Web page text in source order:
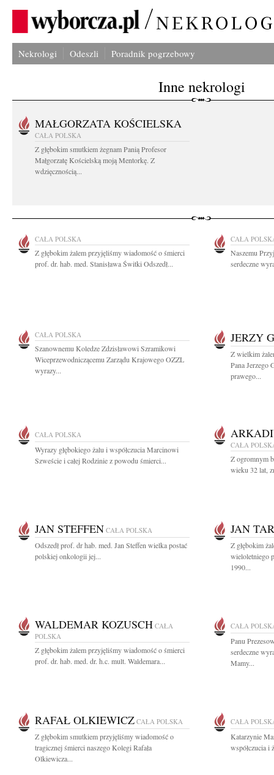
Nekrologi Odeszli Poradnik pogrzebowy
Inne nekrologi
MAŁGORZATA KOŚCIELSKA
CAŁA POLSKA
Z głębokim smutkiem żegnam Panią Profesor
Małgorzatę Kościelską moją Mentorkę. Z
wdzięcznością...
CAŁA POLSKA
Z głębokim żalem przyjęliśmy wiadomość o śmierci
prof. dr. hab. med. Stanisława Świtki Odszedł...
CAŁA
Naszemu
serdeczne
CAŁA POLSKA
Szanownemu Koledze Zdzisławowi Szramikowi
Wiceprzewodniczącemu Zarządu Krajowego OZZL
wyrazy...
JERZY
Z wielkim
Pana Jerzego
prawego...
CAŁA POLSKA
Wyrazy głębokiego żalu i współczucia Marcinowi
Szweście i całej Rodzinie z powodu śmierci...
CAŁA
Z ogromnym
wieku 32 lat,
JAN STEFFEN CAŁA POLSKA
Odszedł prof. dr hab. med. Jan Steffen wielka postać
polskiej onkologii jej...
JAN
Z głębokim
wieloletniego
1990...
WALDEMAR KOZUSCH CAŁA
POLSKA
Z głębokim żalem przyjęliśmy wiadomość o śmierci
prof. dr. hab. med. dr. h.c. mult. Waldemara...
CAŁA
Panu
serdeczne
Mamy...
RAFAŁ OLKIEWICZ CAŁA POLSKA
Z głębokim smutkiem przyjęliśmy wiadomość o
tragicznej śmierci naszego Kolegi Rafała
Olkiewicza...
CAŁA
Katarzynie
współczucia i